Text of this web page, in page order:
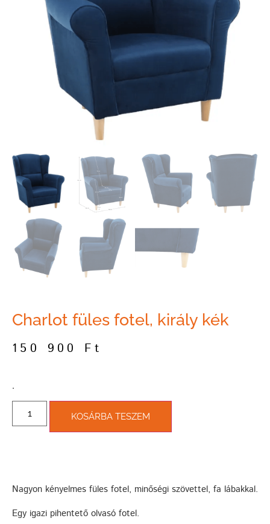
Charlot füles fotel, király kék
150 900 Ft
­.
KOSÁRBA TESZEM
Nagyon kényelmes füles fotel, minőségi szövettel, fa lábakkal.
Egy igazi pihentető olvasó fotel.